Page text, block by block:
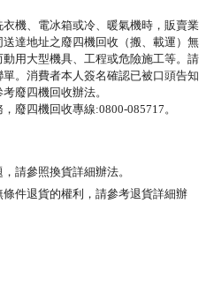
衣機、電冰箱或冷、暖氣機時，販賣業
達地址之廢四機回收（搬、載運）無
用大型機具、工程或危險施工等。請
。消費者本人簽名確認已被口頭告知
廢四機回收辦法。
廢四機回收專線:0800-085717。
請參照換貨詳細辦法。
件退貨的權利，請參考退貨詳細辦